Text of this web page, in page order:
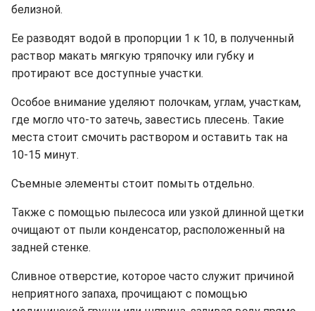
белизной.
Ее разводят водой в пропорции 1 к 10, в полученный
раствор макать мягкую тряпочку или губку и
протирают все доступные участки.
Особое внимание уделяют полочкам, углам, участкам,
где могло что-то затечь, завестись плесень. Такие
места стоит смочить раствором и оставить так на
10-15 минут.
Съемные элементы стоит помыть отдельно.
Также с помощью пылесоса или узкой длинной щетки
очищают от пыли конденсатор, расположенный на
задней стенке.
Сливное отверстие, которое часто служит причиной
неприятного запаха, прочищают с помощью